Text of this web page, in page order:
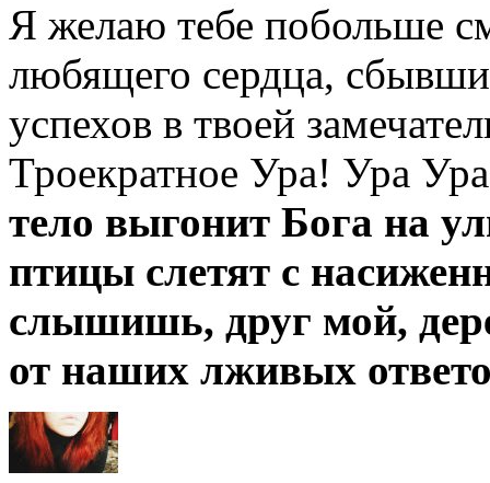
Я желаю тебе побольше
любящего сердца,
успехов в твоей
Троекратное Ура! Ура
тело выгонит Бога на
птицы слетят с
слышишь, друг мой,
от наших лживых